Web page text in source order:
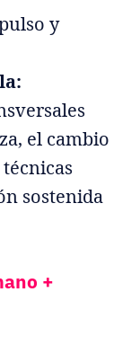
y
el cambio
sostenida
+